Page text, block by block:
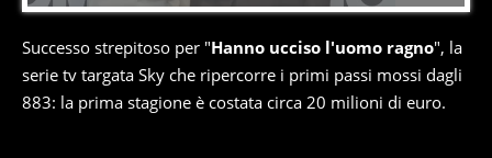
Successo strepitoso per "Hanno ucciso l'uomo ragno", la
serie tv targata Sky che ripercorre i primi passi mossi dagli
883: la prima stagione è costata circa 20 milioni di euro.